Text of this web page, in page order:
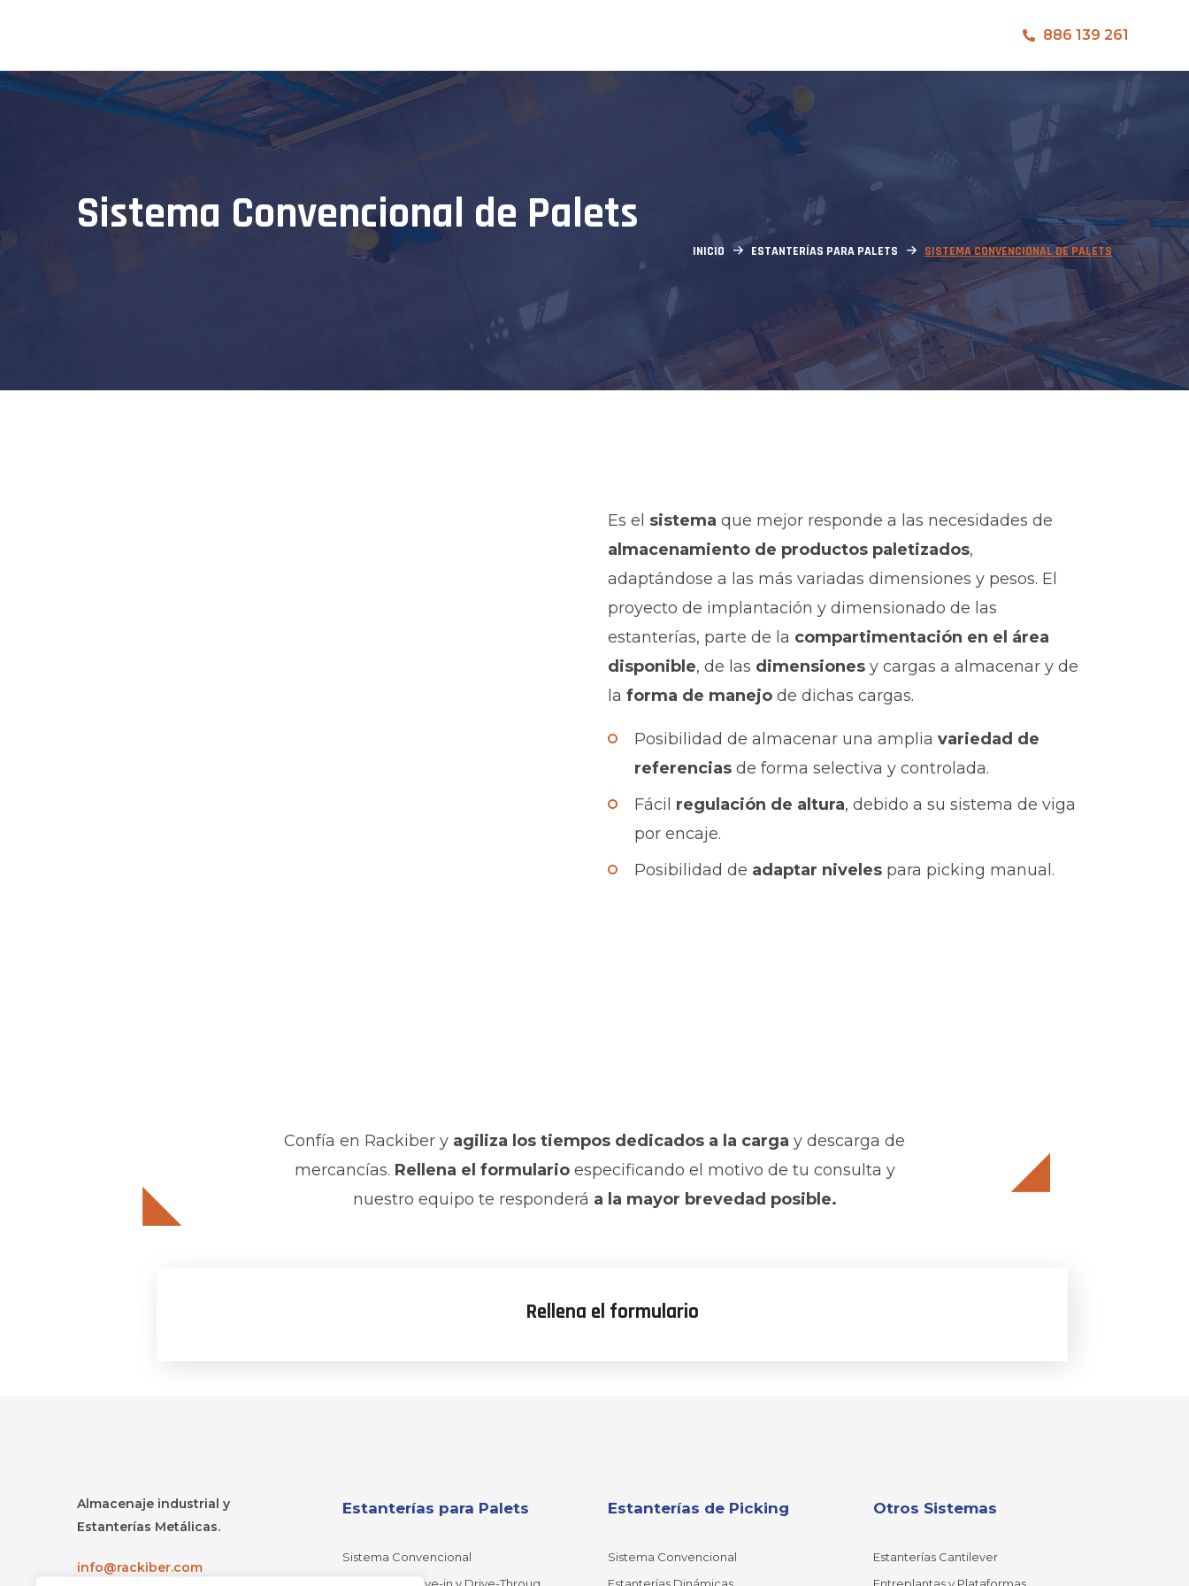
886 139 261
Sistema Convencional de Palets
INICIO ESTANTERÍAS PARA PALETS SISTEMA CONVENCIONAL DE PALETS
Es el sistema que mejor responde a las necesidades de
almacenamiento de productos paletizados,
adaptándose a las más variadas dimensiones y pesos. El
proyecto de implantación y dimensionado de las
estanterías, parte de la compartimentación en el área
disponible, de las dimensionesy cargas a almacenar y de
la forma de manejode dichas cargas.
Posibilidad de almacenar una amplia variedad de
referenciasde forma selectiva y controlada.
Fácil regulación de altura, debido a su sistema de viga
por encaje.
Posibilidad de adaptar nivelespara picking manual.
Confía en Rackiber y agiliza los tiempos dedicados a la carga y descarga de
mercancías. Rellena el formularioespecificando el motivo de tu consulta y
nuestro equipo te responderá a la mayor brevedad posible.
Rellena el formulario
Almacenaje industrial y
Estanterías Metálicas.
info@rackiber.com
Estanterías para Palets
Sistema Convencional
Estanterías Drive-in y Drive-Throug
Estanterías de Picking
Sistema Convencional
Estanterías Dinámicas
Otros Sistemas
Estanterías Cantilever
Entreplantas y Plataformas